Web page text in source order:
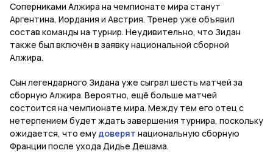
Соперниками Алжира на чемпионате мира станут
Аргентина, Иордания и Австрия. Тренер уже объявил
состав команды на турнир. Неудивительно, что Зидан
также был включён в заявку национальной сборной
Алжира.
Сын легендарного Зидана уже сыграл шесть матчей за
сборную Алжира. Вероятно, ещё больше матчей
состоится на чемпионате мира. Между тем его отец с
нетерпением будет ждать завершения турнира, поскольку
ожидается, что ему доверят национальную сборную
Франции после ухода Дидье Дешама.